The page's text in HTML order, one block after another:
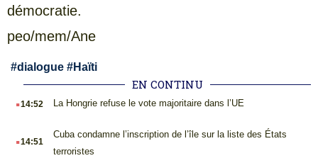
démocratie.
peo/mem/Ane
#dialogue #Haïti
EN CONTINU
.14:52 La Hongrie refuse le vote majoritaire dans l’UE
.14:51
Cuba condamne l’inscription de l’île sur la liste des États
terroristes